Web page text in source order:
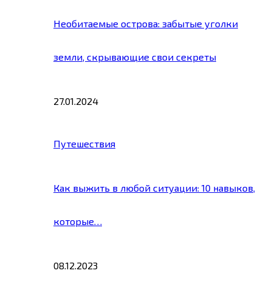
Необитаемые острова: забытые уголки
земли, скрывающие свои секреты
27.01.2024
Путешествия
Как выжить в любой ситуации: 10 навыков,
которые…
08.12.2023